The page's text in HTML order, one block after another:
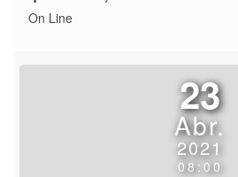
On Line
23
Abr.
2021
08:00